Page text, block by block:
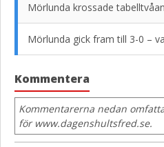
Mörlunda krossade
Mörlunda gick fram till 3-0 –
Kommentera
Kommentarerna nedan
för www.dagenshultsfred.se.